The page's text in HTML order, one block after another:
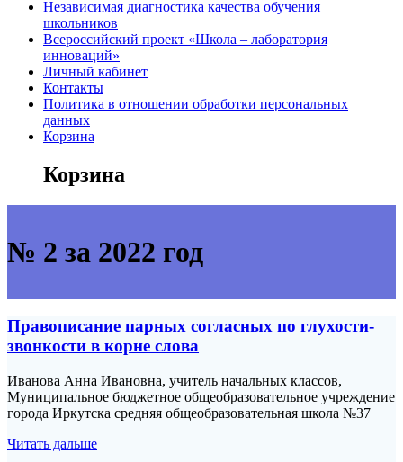
Независимая диагностика качества обучения
школьников
Всероссийский проект «Школа – лаборатория
инноваций»
Личный кабинет
Контакты
Политика в отношении обработки персональных
данных
Корзина
Корзина
№ 2 за 2022 год
Правописание парных согласных по глухости-
звонкости в корне слова
Иванова Анна Ивановна, учитель начальных классов,
Муниципальное бюджетное общеобразовательное учреждение
города Иркутска средняя общеобразовательная школа №37
Читать дальше